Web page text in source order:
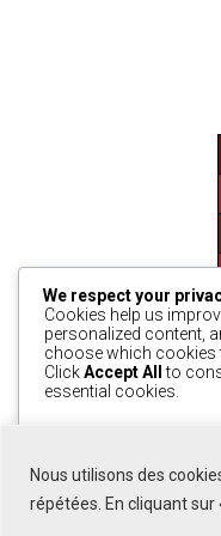
Nous utilisons des
répétées. En cliquant sur
We respect your
Cookies help us
personalized content,
choose which cookies
ClickAccept All to
essential cookies.